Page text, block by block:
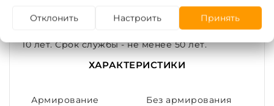
максимальной температуре перекачиваемой
воды - 80ºС (кратковременная - 95ºС). Гарантия
10 лет. Срок службы - не менее 50 лет.
ХАРАКТЕРИСТИКИ
Армирование Без армирования
Отклонить Настроить Принять